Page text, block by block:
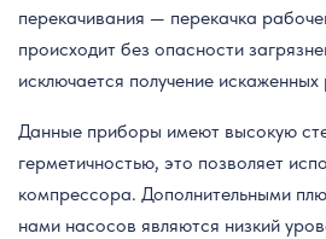
перекачивания — перекачка
происходит без опасности
исключается получение искаженных
Данные приборы имеют высокую
герметичностью, это позволяет
компрессора. Дополнительными
нами насосов являются низкий